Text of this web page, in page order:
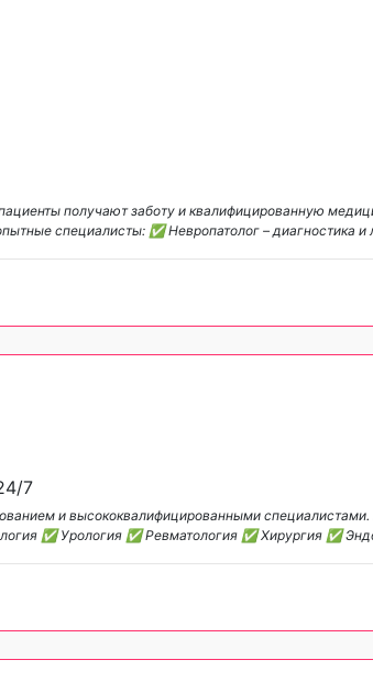
получают заботу и квалифицированную
специалисты: ✅ Невропатолог – диагностика и
7
и высококвалифицированными
✅ Урология ✅ Ревматология ✅ Хирургия ✅